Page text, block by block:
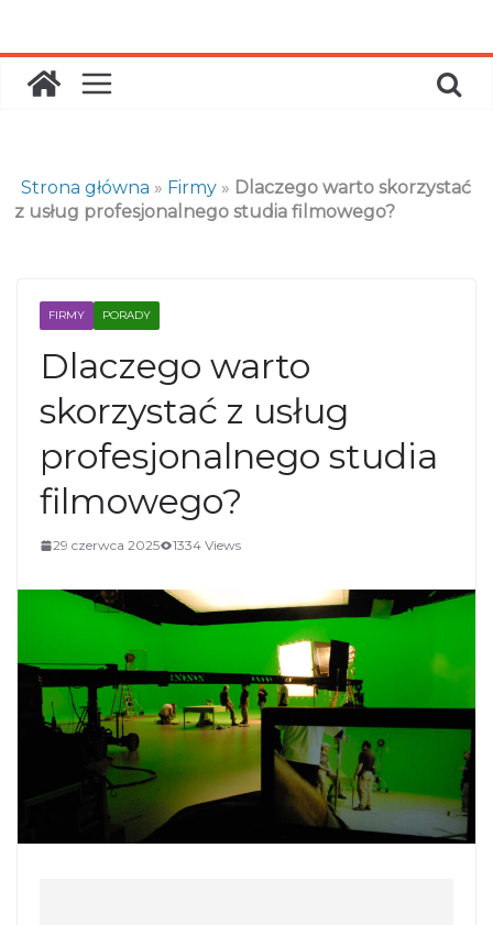
content
Strona główna » Firmy » Dlaczego warto skorzystać
z usług profesjonalnego studia filmowego?
FIRMY PORADY
Dlaczego warto
skorzystać z usług
profesjonalnego studia
filmowego?
29 czerwca 2025 1334 Views